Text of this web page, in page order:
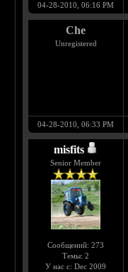
04-28-2010, 06:16 PM
Che
Unregistered
04-28-2010, 06:33 PM
misfits
Senior Member
Сообщений: 273
Темы: 2
У нас с: Dec 2009